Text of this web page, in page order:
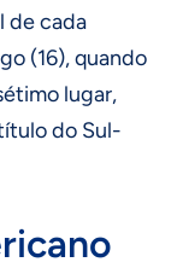
de cada
(16), quando
lugar,
do Sul-